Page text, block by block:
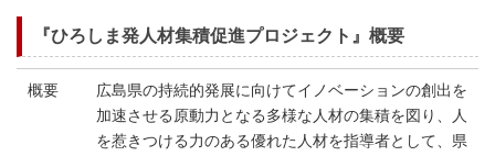
『ひろしま発人材集積促進プロジェクト』概要
概要
広島県の持続的発展に向けてイノベーションの創出を
加速させる原動力となる多様な人材の集積を図り、人
を惹きつける力のある優れた人材を指導者として、県